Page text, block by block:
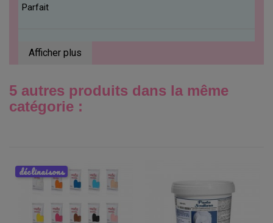
Parfait
Afficher plus
5 autres produits dans la même
catégorie :
déclinaisons